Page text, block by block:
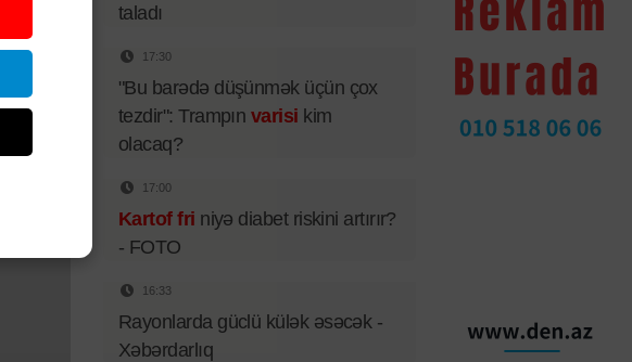
taladı
17:30
"Bu barədə düşünmək üçün çox
tezdir": Trampın varisi kim
olacaq?
17:00
Kartof fri niyə diabet riskini artırır?
- FOTO
16:33
Rayonlarda güclü külək əsəcək -
Xəbərdarlıq